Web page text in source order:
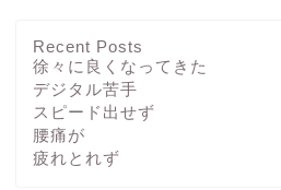
Recent Posts
徐々に良くなってきた
デジタル苦手
スピード出せず
腰痛が
疲れとれず